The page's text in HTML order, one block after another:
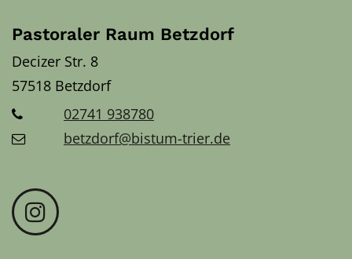
Pastoraler Raum Betzdorf
Decizer Str. 8
57518 Betzdorf
02741 938780
betzdorf@bistum-trier.de